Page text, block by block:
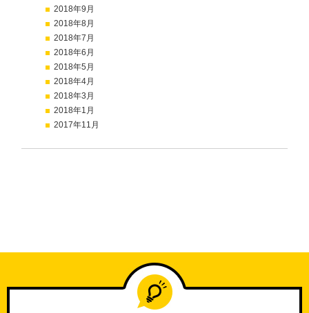
2018年9月
2018年8月
2018年7月
2018年6月
2018年5月
2018年4月
2018年3月
2018年1月
2017年11月